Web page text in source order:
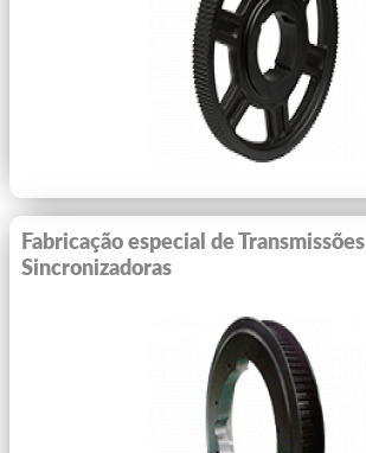
Ver Mais
Ver Mais
Fabricação especial de Transmissões
Sincronizadoras